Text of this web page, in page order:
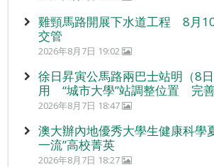
雞頸馬路開展下水道工程 8月
交管
2026年8月7日 19:02
徐日昇寅公馬路兩巴士站明（8
用 “城市大學”站調整位置 完
2026年8月7日 18:47
澳大辦內地優秀大學生健康科
一流”高校菁英
2026年8月7日 18:27